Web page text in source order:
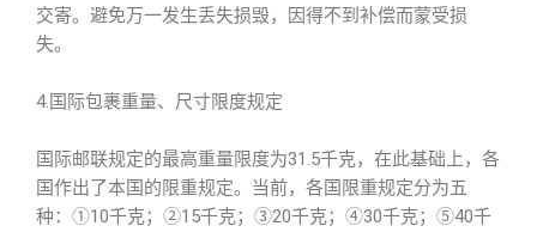
交寄。避免万一发生丢失损毁，因得不到补偿而蒙受损
失。
4.国际包裹重量、尺寸限度规定
国际邮联规定的最高重量限度为31.5千克，在此基础上，各
国作出了本国的限重规定。当前，各国限重规定分为五
种：①10千克；②15千克；③20千克；④30千克；⑤40千